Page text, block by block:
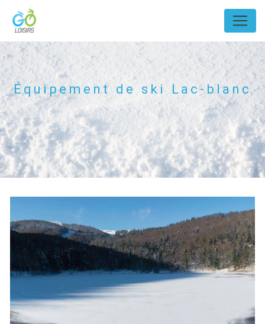
Équipement de ski Lac-blanc
Panneau de gestion des cookies